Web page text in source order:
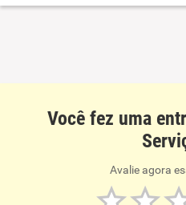
Você fez uma
Avalie agora